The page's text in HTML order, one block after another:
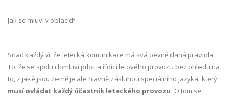
Jak se mluví v oblacích
Snad každý ví, že letecká komunikace má svá pevně daná pravidla.
To, že se spolu domluví piloti a řídící letového provozu bez ohledu na
to, z jaké jsou země je ale hlavně zásluhou speciálního jazyka, který
musí ovládat každý účastník leteckého provozu. O tom se